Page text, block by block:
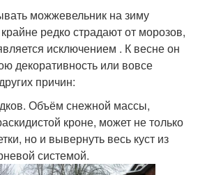
можжевельник на зиму
редко страдают от морозов,
исключением . К весне он
декоративность или вовсе
причин:
Объём снежной массы,
кроне, может не только
но и вывернуть весь куст из
системой.